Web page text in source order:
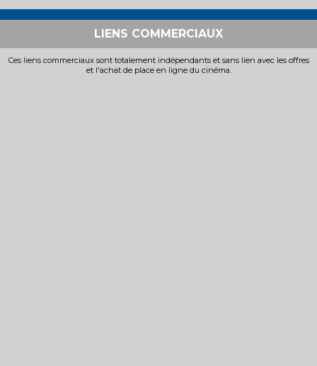
LIENS COMMERCIAUX
Ces liens commerciaux sont totalement indépendants et sans lien avec les offres
et l'achat de place en ligne du cinéma.